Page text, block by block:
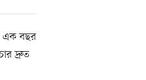
এক বছর
দ্রুত